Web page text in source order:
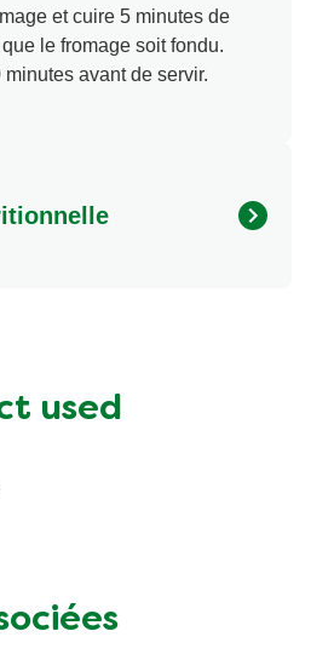
et cuire 5 minutes de
le fromage soit fondu.
avant de servir.
used